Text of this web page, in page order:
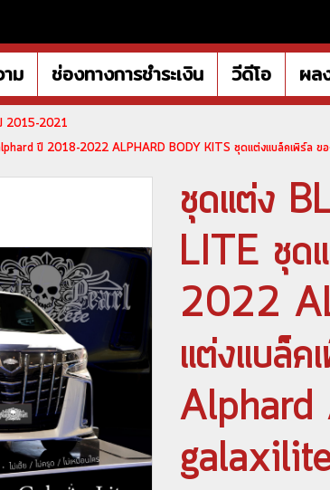
ม ช่องทางการชำระเงิน วีดีโอ ผล
2015-2021
ปี 2018-2022 ALPHARD BODY KITS ชุดแต่งแบล็คเพิร์
ชุดแต่ง
LITE ชุ
2022
แต่งแบล็ค
Alphard